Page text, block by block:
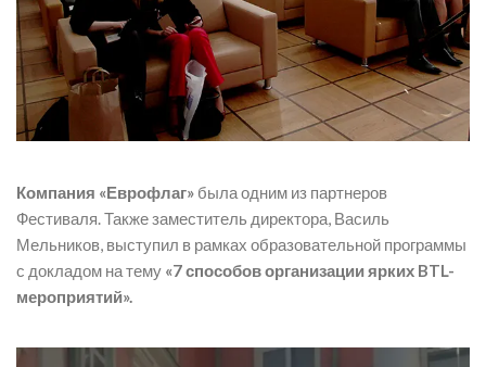
Компания «Еврофлаг» была одним из партнеров
Фестиваля. Также заместитель директора, Василь
Мельников, выступил в рамках образовательной программы
с докладом на тему «7 способов организации ярких BTL-
мероприятий».